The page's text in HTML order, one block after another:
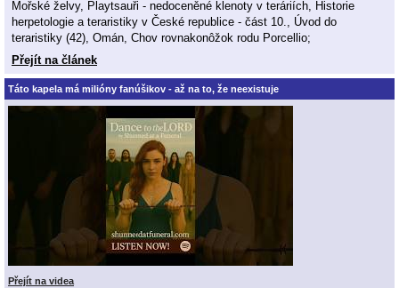
Mořské želvy, Playtsauři - nedoceněné klenoty v teráriích, Historie
herpetologie a teraristiky v České republice - část 10., Úvod do
teraristiky (42), Omán, Chov rovnakonôžok rodu Porcellio;
Přejít na článek
Táto kapela má milióny fanúšikov - až na to, že neexistuje
Přejít na videa